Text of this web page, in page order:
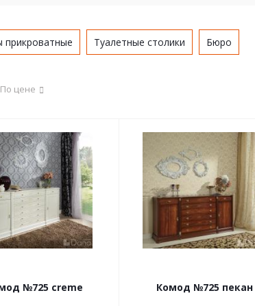
прикроватные Туалетные столики Бюро
По цене
№725 creme Комод №725 пекан